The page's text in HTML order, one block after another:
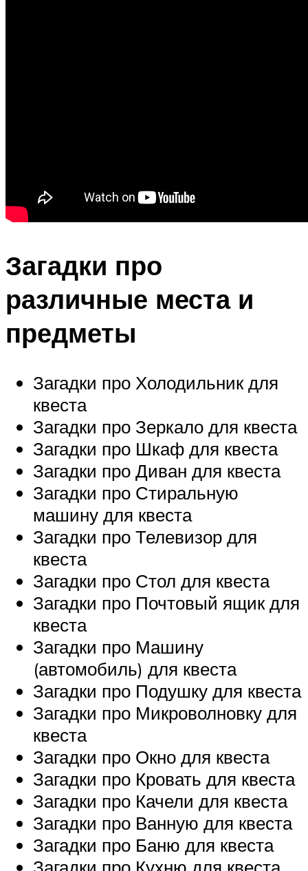
Загадки про
различные места и
предметы
Загадки про Холодильник для
квеста
Загадки про Зеркало для квеста
Загадки про Шкаф для квеста
Загадки про Диван для квеста
Загадки про Стиральную
машину для квеста
Загадки про Телевизор для
квеста
Загадки про Стол для квеста
Загадки про Почтовый ящик для
квеста
Загадки про Машину
(автомобиль) для квеста
Загадки про Подушку для квеста
Загадки про Микроволновку для
квеста
Загадки про Окно для квеста
Загадки про Кровать для квеста
Загадки про Качели для квеста
Загадки про Ванную для квеста
Загадки про Баню для квеста